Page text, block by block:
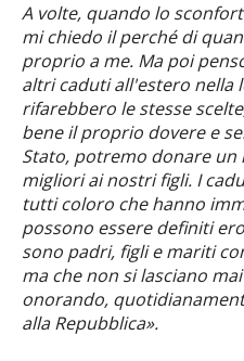
A volte, quando lo
mi chiedo il perché di
proprio a me. Ma poi
altri caduti all'estero nella
rifarebbero le stesse
bene il proprio dovere e
Stato, potremo donare un
migliori ai nostri figli. I
tutti coloro che hanno
possono essere definiti
sono padri, figli e mariti
ma che non si lasciano
onorando,
alla Repubblica».